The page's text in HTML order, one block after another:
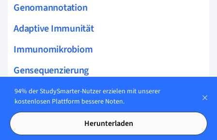
Genomannotation
Adaptive Immunität
Immunomikrobiom
Gensequenzierung
Immunologische Gedächtnis
Immunzellbiologie
Immunmodulation
94% der StudySmarter-Nutzer erzielen mit unserer
kostenlosen Plattform bessere Noten.
Herunterladen